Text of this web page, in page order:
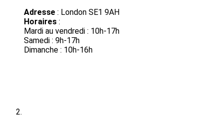
Adresse : London SE1 9AH
Horaires :
Mardi au vendredi : 10h-17h
Samedi : 9h-17h
Dimanche : 10h-16h